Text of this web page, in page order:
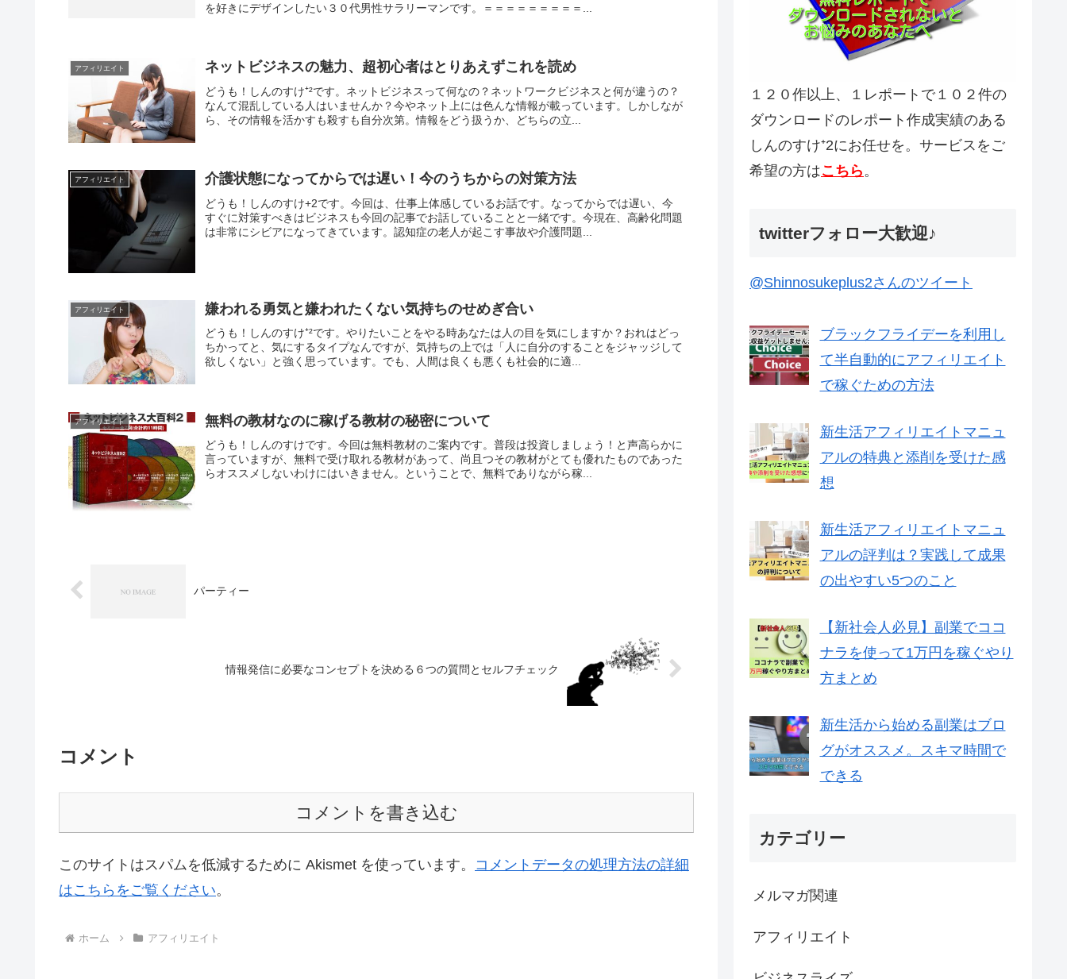
を好きにデザインしたい３０代男性サラリーマンです。＝＝＝＝＝＝＝＝＝...
アフィリエイト ネットビジネスの魅力、超初心者はとりあえずこれを読め
どうも！しんのすけ⁺²です。ネットビジネスって何なの？ネットワークビジネスと何が違うの？
なんて混乱している人はいませんか？今やネット上には色んな情報が載っています。しかしなが
ら、その情報を活かすも殺すも自分次第。情報をどう扱うか、どちらの立...
アフィリエイト 介護状態になってからでは遅い！今のうちからの対策方法
どうも！しんのすけ+2です。今回は、仕事上体感しているお話です。なってからでは遅い、今
すぐに対策すべきはビジネスも今回の記事でお話していることと一緒です。今現在、高齢化問題
は非常にシビアになってきています。認知症の老人が起こす事故や介護問題...
アフィリエイト 嫌われる勇気と嫌われたくない気持ちのせめぎ合い
どうも！しんのすけ⁺²です。やりたいことをやる時あなたは人の目を気にしますか？おれはどっ
ちかってと、気にするタイプなんですが、気持ちの上では「人に自分のすることをジャッジして
欲しくない」と強く思っています。でも、人間は良くも悪くも社会的に適...
アフィリエイト 無料の教材なのに稼げる教材の秘密について
どうも！しんのすけです。今回は無料教材のご案内です。普段は投資しましょう！と声高らかに
言っていますが、無料で受け取れる教材があって、尚且つその教材がとても優れたものであった
らオススメしないわけにはいきません。ということで、無料でありながら稼...
パーティー
情報発信に必要なコンセプトを決める６つの質問とセルフチェック
コメント
コメントを書き込む
このサイトはスパムを低減するために Akismet を使っています。 コメントデータの処理方法の詳細
はこちらをご覧ください。
ホーム アフィリエイト
１２０作以上、１レポートで１０２件の
ダウンロードのレポート作成実績のある
しんのすけ⁺2にお任せを。サービスをご
希望の方はこちら 。
twitterフォロー大歓迎♪
@Shinnosukeplus2さんのツイート
ブラックフライデーを利用し
て半自動的にアフィリエイト
で稼ぐための方法
新生活アフィリエイトマニュ
アルの特典と添削を受けた感
想
新生活アフィリエイトマニュ
アルの評判は？実践して成果
の出やすい5つのこと
【新社会人必見】副業でココ
ナラを使って1万円を稼ぐやり
方まとめ
新生活から始める副業はブロ
グがオススメ。スキマ時間で
できる
カテゴリー
メルマガ関連
アフィリエイト